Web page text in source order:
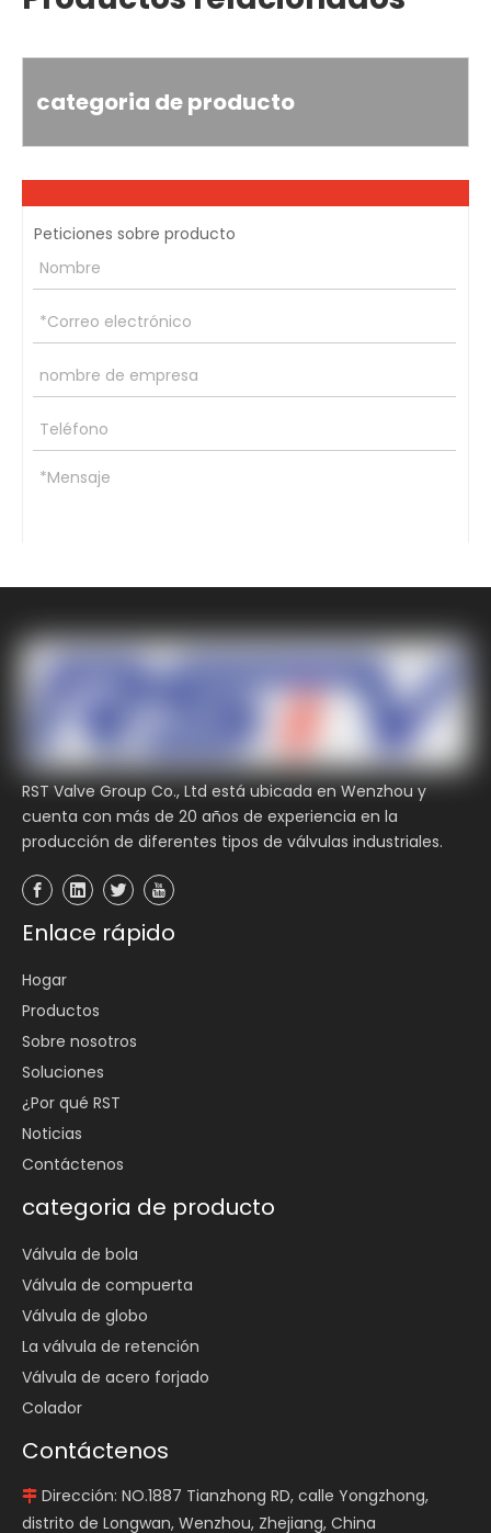
categoria de producto
Peticiones sobre producto
Entregar
RST Valve Group Co., Ltd está ubicada en Wenzhou y
cuenta con más de 20 años de experiencia en la
producción de diferentes tipos de válvulas industriales.
Enlace rápido
Hogar
Productos
Sobre nosotros
Soluciones
¿Por qué RST
Noticias
Contáctenos
categoria de producto
Válvula de bola
Válvula de compuerta
Válvula de globo
La válvula de retención
Válvula de acero forjado
Colador
Contáctenos
 Dirección: NO.1887 Tianzhong RD, calle Yongzhong,
distrito de Longwan, Wenzhou, Zhejiang, China